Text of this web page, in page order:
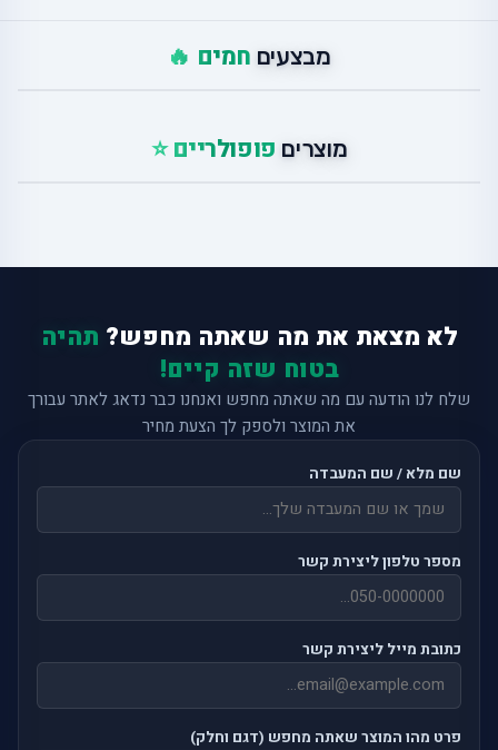
מבצעים חמים 🔥
מוצרים פופולריים ⭐
לא מצאת את מה שאתה מחפש? תהיה
בטוח שזה קיים!
שלח לנו הודעה עם מה שאתה מחפש ואנחנו כבר נדאג לאתר עבורך
את המוצר ולספק לך הצעת מחיר
שם מלא / שם המעבדה
מספר טלפון ליצירת קשר
כתובת מייל ליצירת קשר
פרט מהו המוצר שאתה מחפש (דגם וחלק)